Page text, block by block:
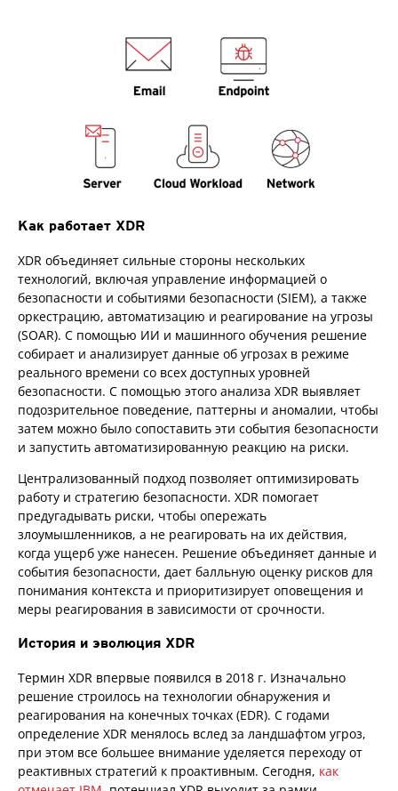
Как работает XDR
XDR объединяет сильные стороны нескольких
технологий, включая управление информацией о
безопасности и событиями безопасности (SIEM), а также
оркестрацию, автоматизацию и реагирование на угрозы
(SOAR). С помощью ИИ и машинного обучения решение
собирает и анализирует данные об угрозах в режиме
реального времени со всех доступных уровней
безопасности. С помощью этого анализа XDR выявляет
подозрительное поведение, паттерны и аномалии, чтобы
затем можно было сопоставить эти события безопасности
и запустить автоматизированную реакцию на риски.
Централизованный подход позволяет оптимизировать
работу и стратегию безопасности. XDR помогает
предугадывать риски, чтобы опережать
злоумышленников, а не реагировать на их действия,
когда ущерб уже нанесен. Решение объединяет данные и
события безопасности, дает балльную оценку рисков для
понимания контекста и приоритизирует оповещения и
меры реагирования в зависимости от срочности.
История и эволюция XDR
Термин XDR впервые появился в 2018 г. Изначально
решение строилось на технологии обнаружения и
реагирования на конечных точках (EDR). С годами
определение XDR менялось вслед за ландшафтом угроз,
при этом все большее внимание уделяется переходу от
реактивных стратегий к проактивным. Сегодня, как